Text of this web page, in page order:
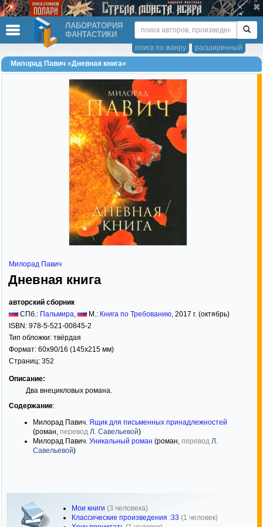
ЛАБОРАТОРИЯ
ФАНТАСТИКИ
расширенный
поиск по жанру
Милорад Павич «Дневная книга»
Милорад Павич
Дневная книга
авторский сборник
СПб.: Пальмира, М.: Книга по Требованию, 2017 г. (октябрь)
ISBN: 978-5-521-00845-2
Тип обложки: твёрдая
Формат: 60x90/16 (145x215 мм)
Страниц: 352
Описание:
Два внецикловых романа.
Содержание:
Милорад Павич. Ящик для письменных принадлежностей
(роман, перевод Л. Савельевой)
Милорад Павич. Уникальный роман (роман, перевод Л.
Савельевой)
Мои книги (3 человека)
Классические произведения :33 (1 человек)